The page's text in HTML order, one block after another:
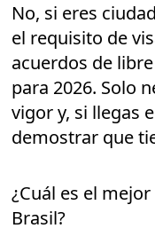
No, si eres
el requisito de
acuerdos de
para 2026. Solo
vigor y, si llegas
demostrar que
¿Cuál es el
Brasil?